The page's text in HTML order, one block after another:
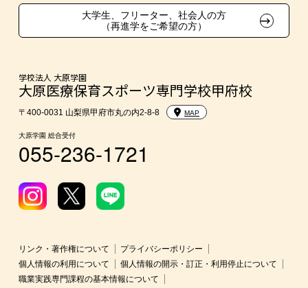
大学生・短期大学生特別入学
学費
東京経営大学への3年次編入学
短期大学との併修
入学前のお勧め学習システム
大学・短期大学・公務員併願制度
大学生、フリーター、社会人の方
（再進学をご希望の方）
学校法人 大原学園
大原医療保育スポーツ専門学校甲府校
〒400-0031 山梨県甲府市丸の内2-8-8 MAP
大原学園 総合受付
055-236-1721
リンク・著作権について
プライバシーポリシー
個人情報の利用について
個人情報の開示・訂正・利用停止について
職業実践専門課程の基本情報について